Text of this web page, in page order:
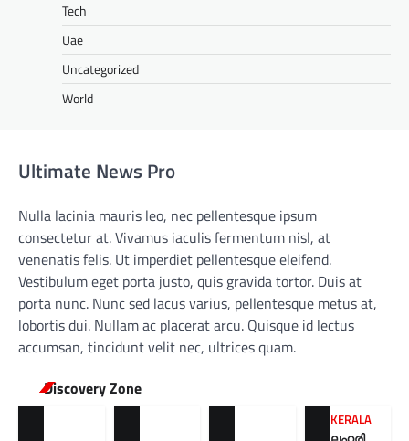
Tech
Uae
Uncategorized
World
Ultimate News Pro
Nulla lacinia mauris leo, nec pellentesque ipsum
consectetur at. Vivamus iaculis fermentum nisl, at
venenatis felis. Ut imperdiet pellentesque eleifend.
Vestibulum eget porta justo, quis gravida tortor. Duis at
porta nunc. Nunc sed lacus varius, pellentesque metus at,
lobortis dui. Nullam ac placerat arcu. Quisque id lectus
accumsan, tincidunt velit nec, ultrices quam.
Discovery Zone
KERALA